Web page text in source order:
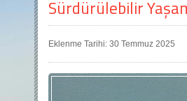
Sürdürülebilir
Eklenme Tarihi: 30 Temmuz 2025